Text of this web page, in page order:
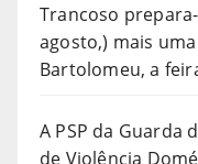
Trancoso
agosto,) mais
Bartolomeu, a
A PSP da Guarda
de Violência